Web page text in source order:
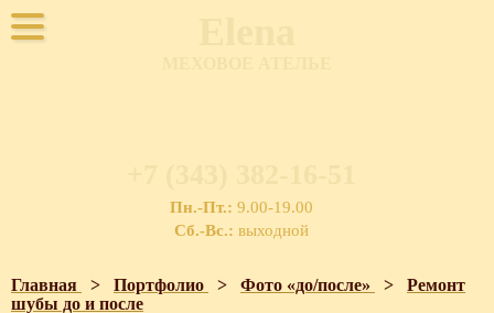
Пн.-Пт.: 9.00-19.00
Сб.-Вс.: выходной
Главная > Портфолио > Фото «до/после» > Ремонт
шубы до и после